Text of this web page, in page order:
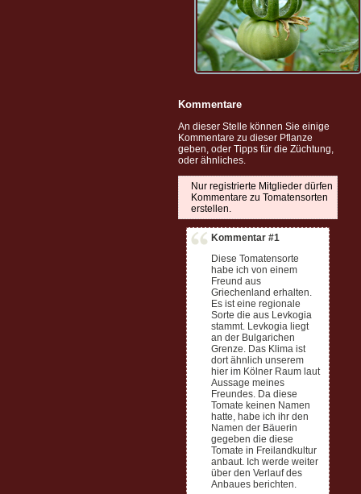
Kommentare
An dieser Stelle können Sie einige
Kommentare zu dieser Pflanze
geben, oder Tipps für die Züchtung,
oder ähnliches.
Nur registrierte Mitglieder dürfen
Kommentare zu Tomatensorten
erstellen.
Kommentar #1
Diese Tomatensorte
habe ich von einem
Freund aus
Griechenland erhalten.
Es ist eine regionale
Sorte die aus Levkogia
stammt. Levkogia liegt
an der Bulgarichen
Grenze. Das Klima ist
dort ähnlich unserem
hier im Kölner Raum laut
Aussage meines
Freundes. Da diese
Tomate keinen Namen
hatte, habe ich ihr den
Namen der Bäuerin
gegeben die diese
Tomate in Freilandkultur
anbaut. Ich werde weiter
über den Verlauf des
Anbaues berichten.